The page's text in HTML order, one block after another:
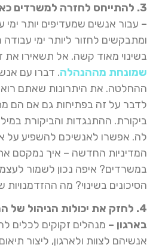
3. להתייחס לחזרה למשרדים
– עבור אנשים שמעדיפים יותר ימי
ומתבקשים לחזור ליותר ימי
בשינוי מאוד קשה. אל תשאירו את
שמונחת מההנהלה. דברו עם
ההחלטה. את היתרונות שאתם
לדבר על זה בפתיחות גם אם הם
ביקורת. ההתנגדות והביקורת
לה. אפשרו לאנשיכם להשפיע על
המדיניות החדשה – איך נמקסם
במשרדים? איפה נכון לשמור
הסיכונים בשינוי? מה
4. לחזק את יכולות הניהול של
בארגון – מנהלים זקוקים לכלים
אנשיהם לצוות ולארגון, ליצור